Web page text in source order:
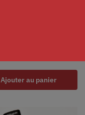
Ajouter au panier